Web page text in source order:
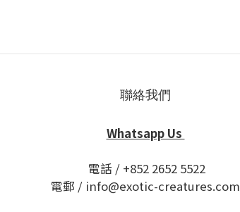
聯絡我們
Whatsapp Us
電話 / +852 2652 5522
電郵 / info@exotic-creatures.com